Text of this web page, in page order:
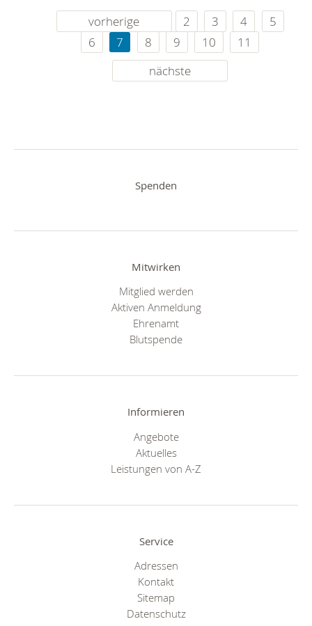
vorherige 2 3 4
5
6
7 8 9 10
11
nächste
Spenden
Mitwirken
Mitglied werden
Aktiven Anmeldung
Ehrenamt
Blutspende
Informieren
Angebote
Aktuelles
Leistungen von A-Z
Service
Adressen
Kontakt
Sitemap
Datenschutz